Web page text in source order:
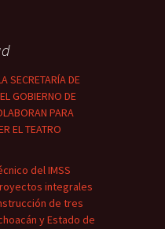
SECRETARÍA DE
GOBIERNO DE
PARA
EL TEATRO
del IMSS
integrales
de tres
y Estado de